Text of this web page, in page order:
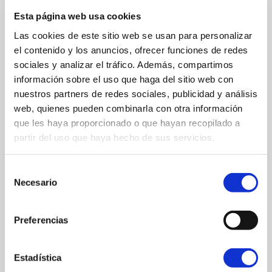
Esta página web usa cookies
Las cookies de este sitio web se usan para personalizar
el contenido y los anuncios, ofrecer funciones de redes
sociales y analizar el tráfico. Además, compartimos
información sobre el uso que haga del sitio web con
nuestros partners de redes sociales, publicidad y análisis
web, quienes pueden combinarla con otra información
que les haya proporcionado o que hayan recopilado a
partir del uso que haya hecho de sus servicios.
Necesario
Preferencias
Estadística
Juegos Olímpicos como los otros tres festivales
panhelénicos griegos celebrados en Delfos, Corinto y
Nemea.
DETALLES
Horario
Lunes: cerrado
Martes - Sábado: 10:00 - 13:30 / 16:00 -